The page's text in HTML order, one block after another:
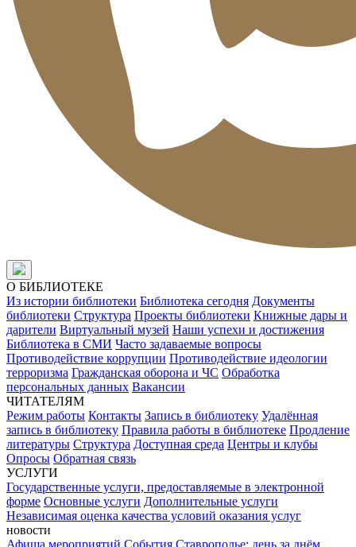
О БИБЛИОТЕКЕ
Из истории библиотеки Библиотека сегодня Документы
библиотеки Структура Проекты библиотеки Книжные дары и
дарители Виртуальный музей Наши успехи и достижения
Библиотека в СМИ Часто задаваемые вопросы
Противодействие коррупции Противодействие идеологии
терроризма Гражданская оборона и ЧС Обработка
персональных данных Вакансии
ЧИТАТЕЛЯМ
Режим работы Контакты Запись в библиотеку Удалённая
запись в библиотеку Правила работы в библиотеке Продление
литературы Структура Доступная среда Центры и клубы
Опросы Обратная связь
УСЛУГИ
Государственные услуги, предоставляемые в электронной
форме Основные услуги Дополнительные услуги
Независимая оценка качества условий оказания услуг
новости
Афиша мероприятий События Ставрополье: день за днём